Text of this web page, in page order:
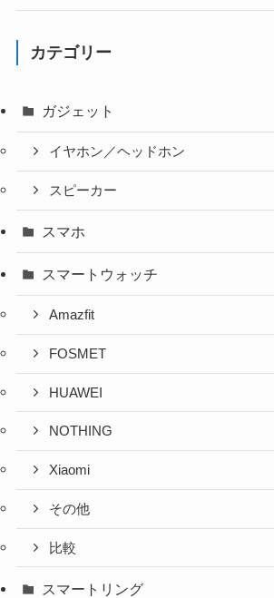
カテゴリー
ガジェット
イヤホン／ヘッドホン
スピーカー
スマホ
スマートウォッチ
Amazfit
FOSMET
HUAWEI
NOTHING
Xiaomi
その他
比較
スマートリング